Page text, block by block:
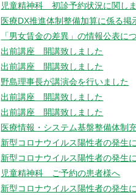
児童精神科 初診予約状況に関し
医療DX推進体制整備加算に係る掲
「男女賃金の差異」の情報公表に
出前講座 開講致しました
出前講座 開講致しました
野島理事長が講演会を行いました
出前講座 開講致しました
出前講座 開講致しました
医療情報・システム基盤整備体制
新型コロナウイルス陽性者の発生
新型コロナウイルス陽性者の発生
児童精神科 ご予約の患者様へ
新型コロナウイルス陽性者の発生